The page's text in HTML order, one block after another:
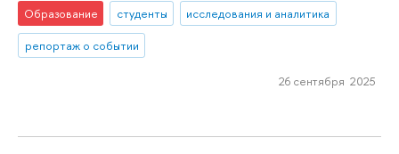
Образование студенты
исследования и аналитика
репортаж о событии
26 сентября 2025